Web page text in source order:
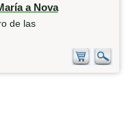
a Nova
de las